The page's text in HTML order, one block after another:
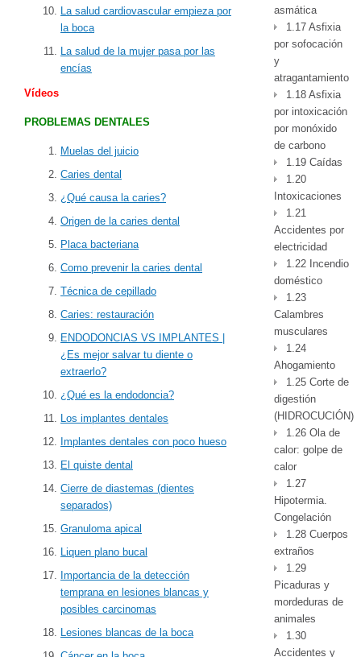
La salud cardiovascular empieza por
la boca
La salud de la mujer pasa por las
encías
Vídeos
PROBLEMAS DENTALES
Muelas del juicio
Caries dental
¿Qué causa la caries?
Origen de la caries dental
Placa bacteriana
Como prevenir la caries dental
Técnica de cepillado
Caries: restauración
ENDODONCIAS VS IMPLANTES |
¿Es mejor salvar tu diente o
extraerlo?
¿Qué es la endodoncia?
Los implantes dentales
Implantes dentales con poco hueso
El quiste dental
Cierre de diastemas (dientes
separados)
Granuloma apical
Liquen plano bucal
Importancia de la detección
temprana en lesiones blancas y
posibles carcinomas
Lesiones blancas de la boca
asmática
1.17 Asfixia
por sofocación
y
atragantamiento
1.18 Asfixia
por intoxicación
por monóxido
de carbono
1.19 Caídas
1.20
Intoxicaciones
1.21
Accidentes por
electricidad
1.22 Incendio
doméstico
1.23
Calambres
musculares
1.24
Ahogamiento
1.25 Corte de
digestión
(HIDROCUCIÓN)
1.26 Ola de
calor: golpe de
calor
1.27
Hipotermia.
Congelación
1.28 Cuerpos
extraños
1.29
Picaduras y
mordeduras de
animales
1.30
Accidentes y